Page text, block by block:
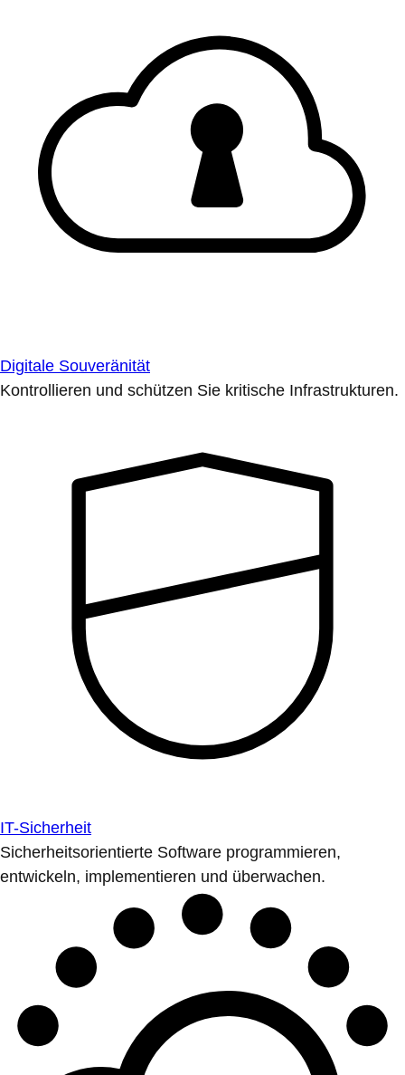
Digitale Souveränität
Kontrollieren und schützen Sie kritische Infrastrukturen.
IT-Sicherheit
Sicherheitsorientierte Software programmieren,
entwickeln, implementieren und überwachen.